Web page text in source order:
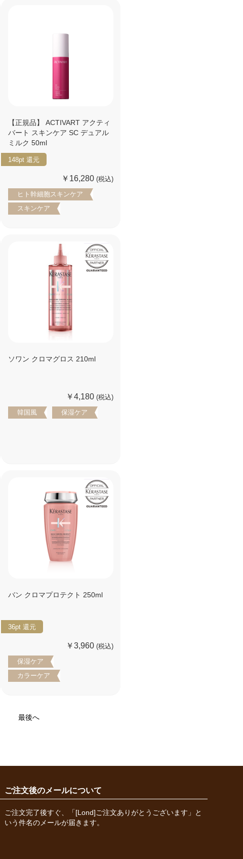
【正規品】 ACTIVART アクティ
バート スキンケア SC デュアル
ミルク 50ml
148pt 還元
￥16,280 (税込)
ヒト幹細胞スキンケア
スキンケア
ソワン クロマグロス 210ml
￥4,180 (税込)
韓国風
保湿ケア
バン クロマプロテクト 250ml
36pt 還元
￥3,960 (税込)
保湿ケア
カラーケア
最後へ
ご注文後のメールについて
ご注文完了後すぐ、「[Lond]ご注文ありがとうございます」と
いう件名のメールが届きます。